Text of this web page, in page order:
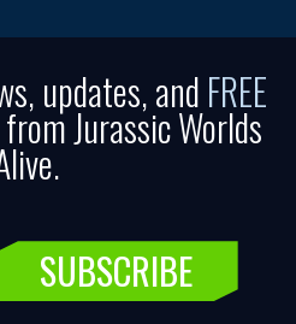
updates, and FREE
from Jurassic Worlds
SUBSCRIBE